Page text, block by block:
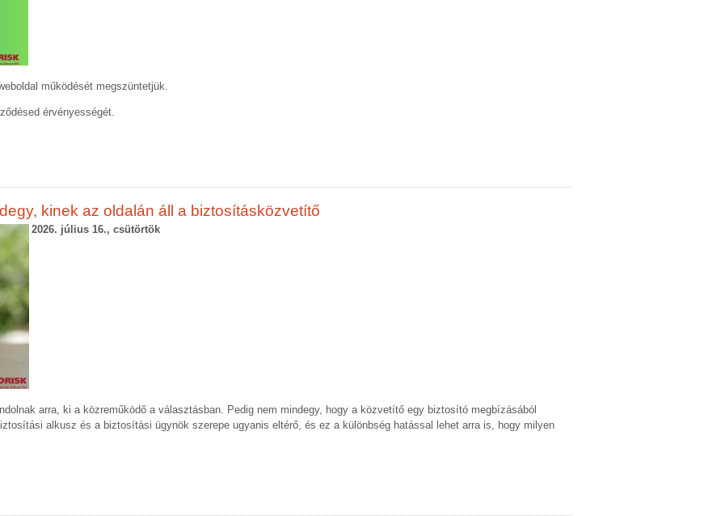
működését megszüntetjük.
érvényességét.
kinek az oldalán áll a biztosításközvetítő
2026. július 16., csütörtök
arra, ki a közreműködő a választásban. Pedig nem mindegy, hogy a közvetítő egy biztosító megbízásából
alkusz és a biztosítási ügynök szerepe ugyanis eltérő, és ez a különbség hatással lehet arra is, hogy milyen